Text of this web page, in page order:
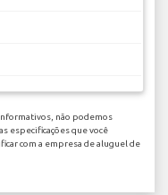
não podemos
especificações que você
com a empresa de aluguel de